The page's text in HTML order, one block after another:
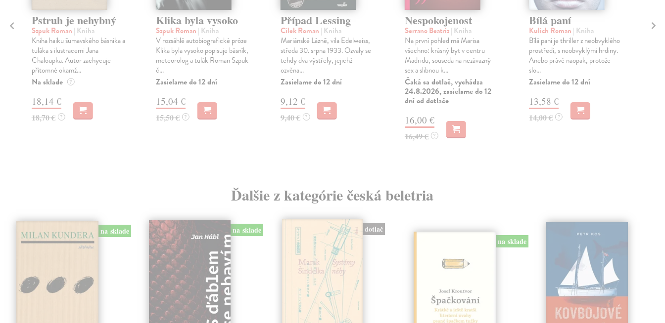
Pstruh je nehybný
Szpuk Roman | Kniha
Kniha haiku šumavského básníka a
tuláka s ilustracemi Jana
Chaloupka. Autor zachycuje
přítomné okamž...
Na sklade ?
18,14 €
18,70 € ?
Klika byla vysoko
Szpuk Roman | Kniha
V rozsáhlé autobiografické próze
Klika byla vysoko popisuje básník,
meteorolog a tulák Roman Szpuk
č...
Zasielame do 12 dní
15,04 €
15,50 € ?
Případ Lessing
Cílek Roman | Kniha
Mariánské Lázně, vila Edelweiss,
středa 30. srpna 1933. Ozvaly se
tehdy dva výstřely, jejichž
ozvěna...
Zasielame do 12 dní
9,12 €
9,40 € ?
Nespokojenost
Serrano Beatriz| Kniha
Na první pohled má Marisa
všechno: krásný byt v centru
Madridu, souseda na nezávazný
sex a slibnou k...
Čaká sa dotlač, vychádza
24.8.2026, zasielame do 12
dní od dotlače
16,00 €
16,49 € ?
Bílá paní
Kulich Roman | Kniha
Bílá paní je thriller z neobvyklého
prostředí, s neobvyklými hrdiny.
Anebo právě naopak, protože
slo...
Zasielame do 12 dní
13,58 €
14,00 € ?
Ďalšie z kategórie česká beletria
na sklade na sklade dotlač
na sklade